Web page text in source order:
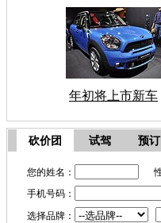
年初将上市新车
砍价团 试驾 预订
您的姓名：
手机号码：
选择品牌：